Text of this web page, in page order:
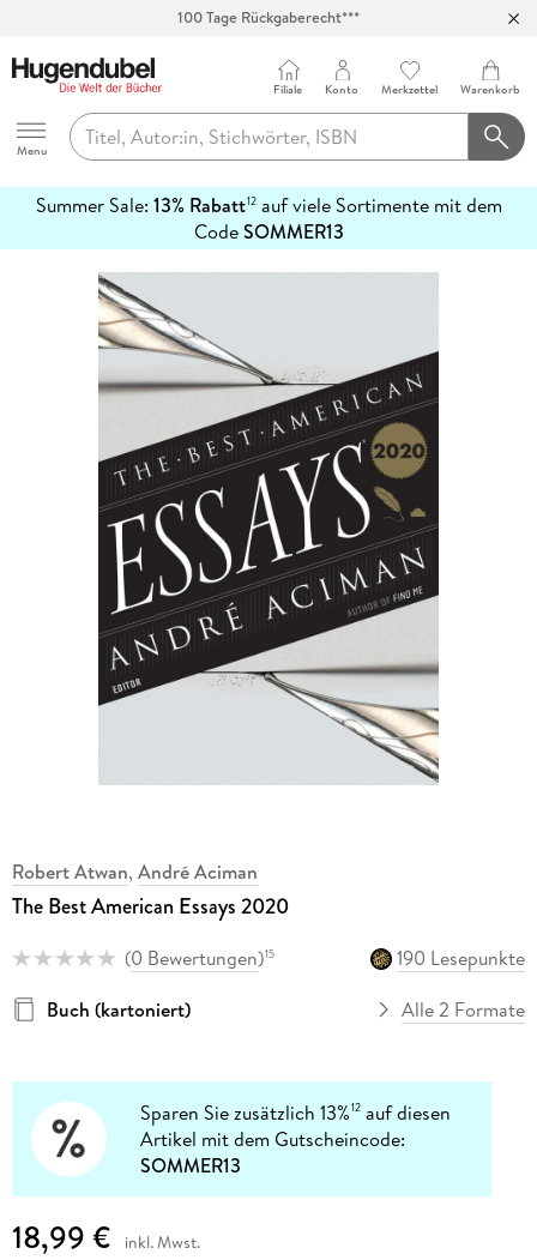
100 Tage Rückgaberecht***
Hugendubel
Menu
Filiale Konto Merkzettel Warenkorb
Summer Sale: 13% Rabatt12auf viele Sortimente mit dem
CodeSOMMER13
erfahren
Robert Atwan, André Aciman
The Best American Essays 2020
(0 Bewertungen)15
190 Lesepunkte
Buch (kartoniert)
Alle 2 Formate
Sparen Sie zusätzlich 13%12 auf diesen
Artikel mit dem Gutscheincode:
SOMMER13
18,99 € inkl. Mwst.